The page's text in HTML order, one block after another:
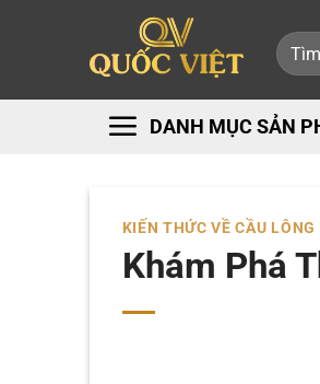
Tìm
kiếm:
DANH MỤC SẢN
KIẾN THỨC VỀ CẦU LÔNG
Khám Phá